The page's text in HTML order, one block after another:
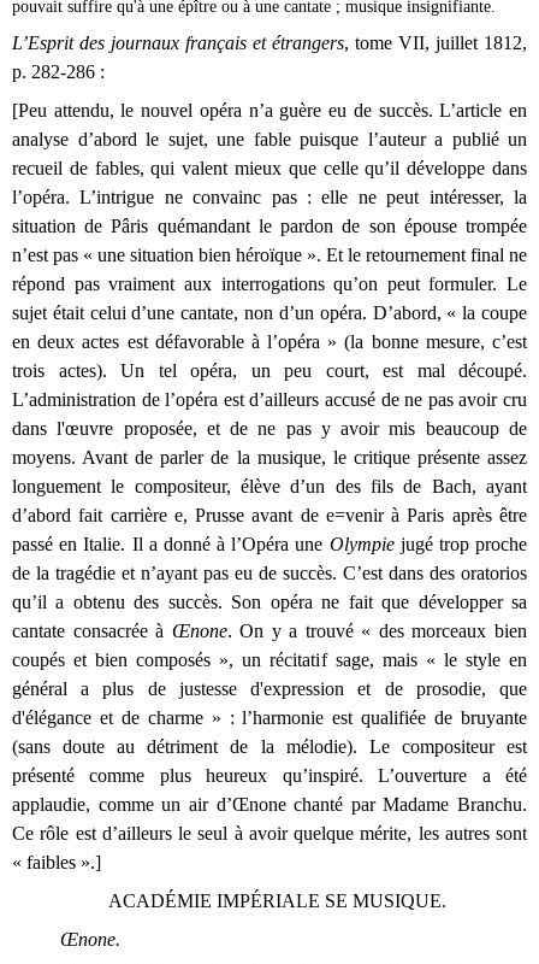
pouvait suffire qu'à une épître ou à une cantate ; musique insignifiante.
L’Esprit des journaux français et étrangers, tome VII, juillet 1812,
p. 282-286 :
[Peu attendu, le nouvel opéra n’a guère eu de succès. L’article en
analyse d’abord le sujet, une fable puisque l’auteur a publié un
recueil de fables, qui valent mieux que celle qu’il développe dans
l’opéra. L’intrigue ne convainc pas : elle ne peut intéresser, la
situation de Pâris quémandant le pardon de son épouse trompée
n’est pas « une situation bien héroïque ». Et le retournement final ne
répond pas vraiment aux interrogations qu’on peut formuler. Le
sujet était celui d’une cantate, non d’un opéra. D’abord, « la coupe
en deux actes est défavorable à l’opéra » (la bonne mesure, c’est
trois actes). Un tel opéra, un peu court, est mal découpé.
L’administration de l’opéra est d’ailleurs accusé de ne pas avoir cru
dans l'œuvre proposée, et de ne pas y avoir mis beaucoup de
moyens. Avant de parler de la musique, le critique présente assez
longuement le compositeur, élève d’un des fils de Bach, ayant
d’abord fait carrière e, Prusse avant de e=venir à Paris après être
passé en Italie. Il a donné à l’Opéra une Olympiejugé trop proche
de la tragédie et n’ayant pas eu de succès. C’est dans des oratorios
qu’il a obtenu des succès. Son opéra ne fait que développer sa
cantate consacrée à Œnone. On y a trouvé « des morceaux bien
coupés et bien composés », un récitatif sage, mais « le style en
général a plus de justesse d'expression et de prosodie, que
d'élégance et de charme » : l’harmonie est qualifiée de bruyante
(sans doute au détriment de la mélodie). Le compositeur est
présenté comme plus heureux qu’inspiré. L’ouverture a été
applaudie, comme un air d’Œnone chanté par Madame Branchu.
Ce rôle est d’ailleurs le seul à avoir quelque mérite, les autres sont
« faibles ».]
ACADÉMIE IMPÉRIALE SE MUSIQUE.
Œnone.